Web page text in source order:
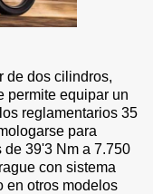
de dos cilindros,
permite equipar un
reglamentarios 35
para
de 39'3 Nm a 7.750
con sistema
en otros modelos